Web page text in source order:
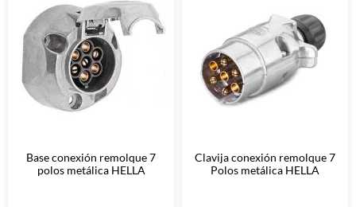
Base conexión remolque 7
polos metálica HELLA
Clavija conexión remolque 7
Polos metálica HELLA